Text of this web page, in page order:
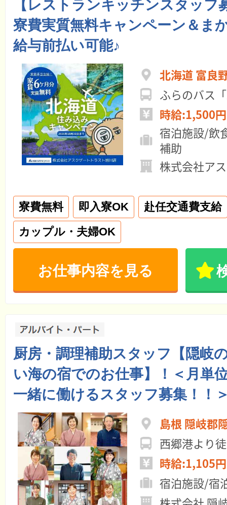
【レストランキッチンスタッフ
寮費実質無料キャンペーン＆ま
給与前払い可能♪
北海道 富良
ふらのバス
時給:1,500
宿泊施設/飲
補助
株式会社ア
寮費無料 即入寮OK
赴任交通費支給
カップル・夫婦OK
お仕事内容を見る
厨房・調理補助スタッフ【隠岐
い海の宿でのお仕事】！＜月単
一緒に働けるスタッフ募集！！
島根 隠岐郡
西郷港より
時給:1,105
宿泊施設/宿